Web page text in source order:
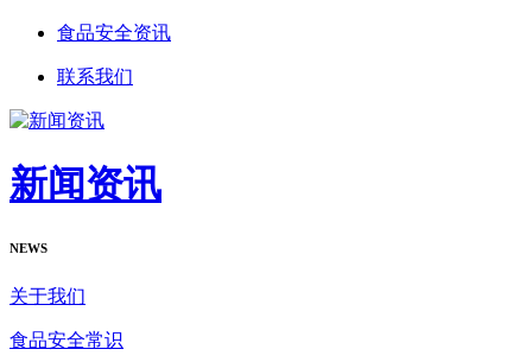
食品安全资讯
联系我们
新闻资讯
NEWS
关于我们
食品安全常识